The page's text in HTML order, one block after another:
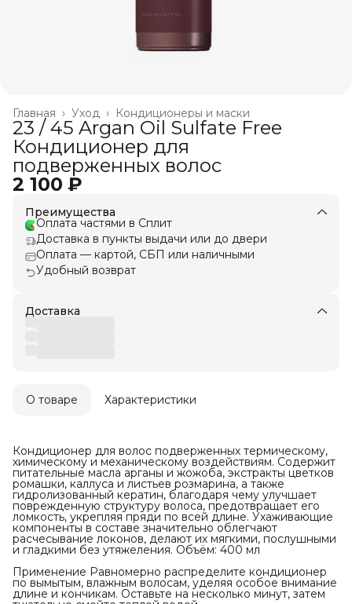
Кондиционеры и маски
Уход ›
Главная ›
23 / 45 Argan Оil Sulfate Free
Кондиционер для
подверженных волос
2 100 ₽
Преимущества
Оплата частями в Сплит
Доставка в пункты выдачи или до двери
Оплата — картой, СБП или наличными
Удобный возврат
Доставка
О товаре Характеристики
Кондиционер для волос подверженных термическому,
химическому и механическому воздействиям. Содержит
питательные масла арганы и жожоба, экстракты цветков
ромашки, каллуса и листьев розмарина, а также
гидролизованный кератин, благодаря чему улучшает
поврежденную структуру волоса, предотвращает его
ломкость, укрепляя пряди по всей длине. Ухаживающие
компоненты в составе значительно облегчают
расчесывание локонов, делают их мягкими, послушными
и гладкими без утяжеления. Объём: 400 мл
Применение Равномерно распределите кондиционер
по вымытым, влажным волосам, уделяя особое внимание
длине и кончикам. Оставьте на несколько минут, затем